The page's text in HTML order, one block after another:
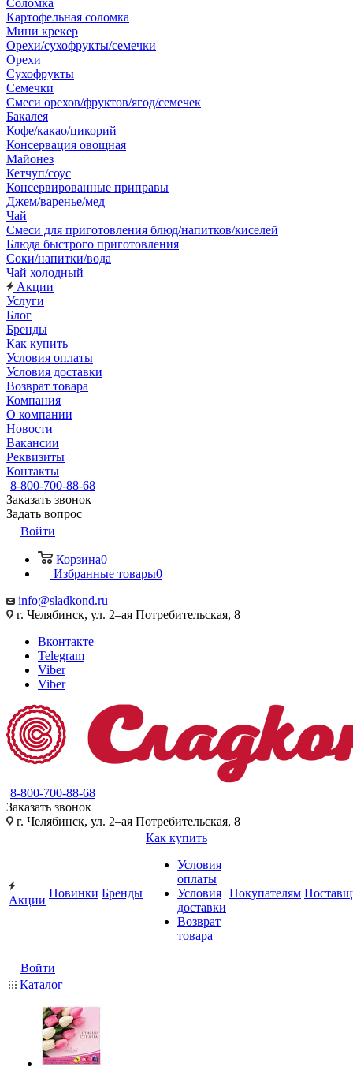
Соломка
Картофельная соломка
Мини крекер
Орехи/сухофрукты/семечки
Орехи
Сухофрукты
Семечки
Смеси орехов/фруктов/ягод/семечек
Бакалея
Кофе/какао/цикорий
Консервация овощная
Майонез
Кетчуп/соус
Консервированные приправы
Джем/варенье/мед
Чай
Смеси для приготовления блюд/напитков/киселей
Блюда быстрого приготовления
Соки/напитки/вода
Чай холодный
Акции
Услуги
Блог
Бренды
Как купить
Условия оплаты
Условия доставки
Возврат товара
Компания
О компании
Новости
Вакансии
Реквизиты
Контакты
8-800-700-88-68
Заказать звонок
Задать вопрос
Войти
Корзина0
Избранные товары0
info@sladkond.ru
г. Челябинск, ул. 2–ая Потребительская, 8
Вконтакте
Telegram
Viber
Viber
8-800-700-88-68
Заказать звонок
г. Челябинск, ул. 2–ая Потребительская, 8
Акции
Новинки Бренды
Как купить
Условия
оплаты
Условия
доставки
Возврат
товара
Покупателям
Войти
Каталог